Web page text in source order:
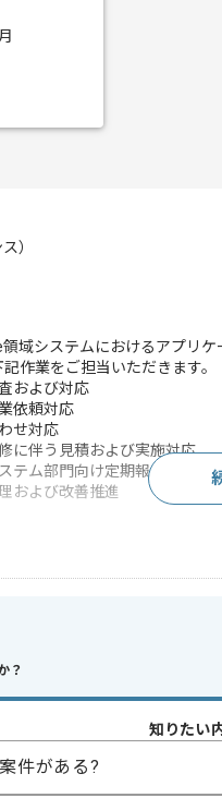
）
領域システムにおけるアプリ
記作業をご担当いただきます。
および対応
依頼対応
せ対応
に伴う見積および実施対応
テム部門向け定期報告
および改善推進
キル
ム運用保守経験1年以上
ル
ーとしてのご経験
ョア開発におけるブリッジSE
？
知りたい
件がある?